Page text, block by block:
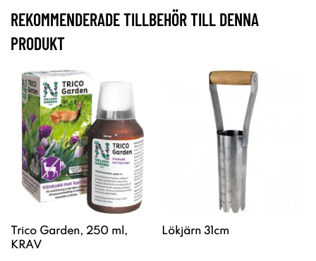
REKOMMENDERADE TILLBEHÖR TILL DENNA
PRODUKT
Trico Garden, 250 ml,
KRAV
Lökjärn 31cm